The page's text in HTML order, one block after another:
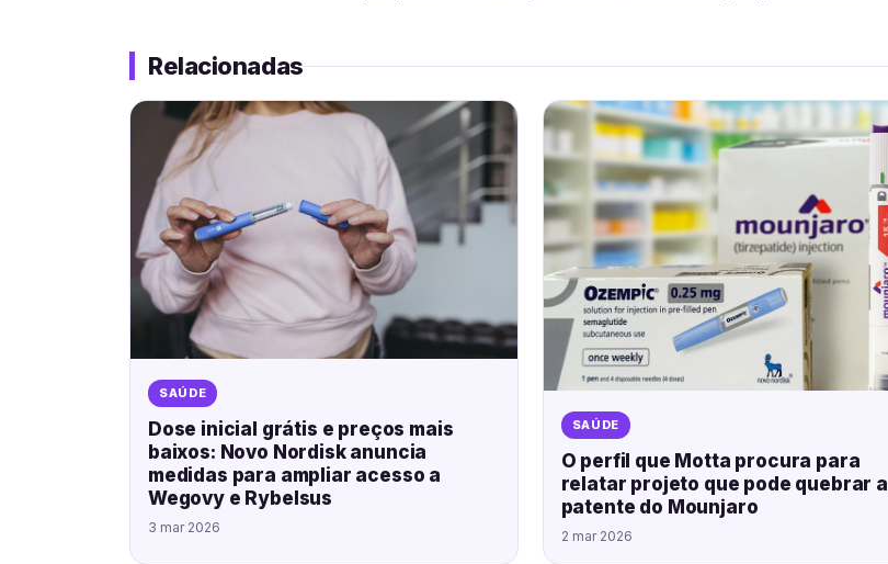
Relacionadas
SAÚDE
Dose inicial grátis e preços mais
baixos: Novo Nordisk anuncia
medidas para ampliar acesso a
Wegovy e Rybelsus
3 mar 2026
SAÚDE
O perfil que Motta procura para
relatar projeto que pode quebrar a
patente do Mounjaro
2 mar 2026